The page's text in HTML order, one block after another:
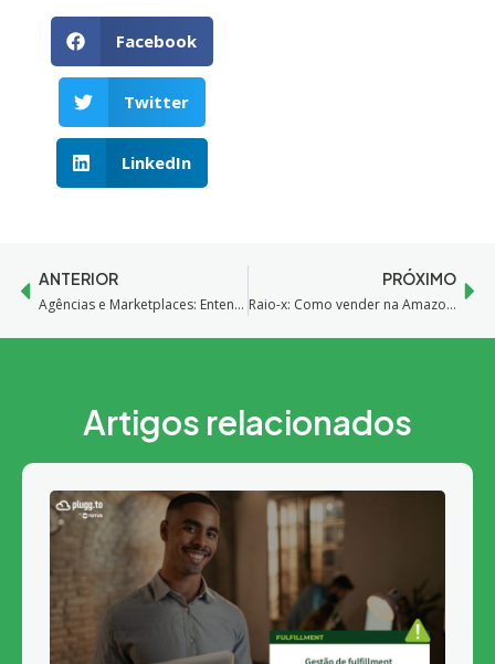
Facebook
Twitter
LinkedIn
ANTERIOR
Agências e Marketplaces: Entenda a relação e a importância de cada um deles
PRÓXIMO
Raio-x: Como vender na Amazon Marketplace
Artigos relacionados